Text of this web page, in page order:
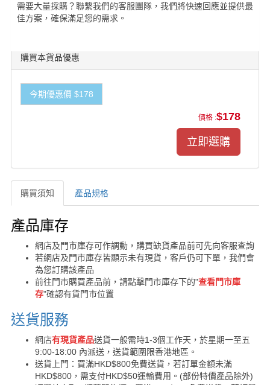
需要大量採購？聯繫我們的客服團隊，我們將快速回應並提供最
佳方案，確保滿足您的需求。
購買本貨品優惠
今期優惠價 $178
價格 :$178
購買須知 產品規格
購買須知
產品庫存
網店及門市庫存可作調動，購買缺貨產品前可先向客服查詢
若網店及門市庫存皆顯示未有現貨，客戶仍可下單，我們會
為您訂購該產品
前往門市購買產品前，請點擊門市庫存下的"查看門市庫
存"確認有貨門市位置
送貨服務
網店有現貨產品送貨一般需時1-3個工作天，於星期一至五
9:00-18:00 內派送，送貨範圍限香港地區。
送貨上門：買滿HKD$800免費送貨，若訂單金額未滿
HKD$800，需支付HKD$50運輸費用。(部份特價產品除外)